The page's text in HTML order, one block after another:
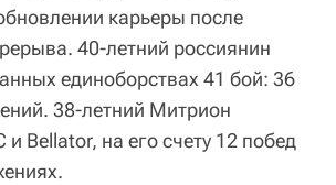
карьеры после
40-летний россиянин
единоборствах 41 бой: 36
38-летний Митрион
и Bellator, на его счету 12 побед